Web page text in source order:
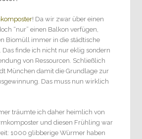
! Da wir zwar über einen
“nur” einen Balkon verfügen,
Biomüll immer in die städtische
Das finde ich nicht nur eklig sondern
von Ressourcen. Schließlich
München damit die Grundlage zur
Das muss nun wirklich
träumte ich daher heimlich von
und diesen Frühling war
1000 glibberige Würmer haben